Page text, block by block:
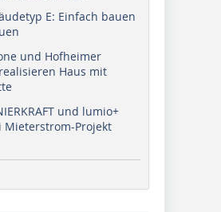
E: Einfach bauen
und Hofheimer
Haus mit
und lumio+
Mieterstrom-Projekt